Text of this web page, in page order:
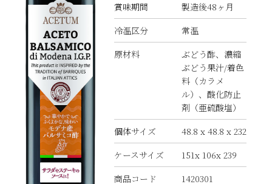
賞味期間
製造後48ヶ月
冷温区分
常温
原材料
ぶどう酢、濃縮
ぶどう果汁/着色
料（カラメ
ル）、酸化防止
剤（亜硫酸塩）
個体サイズ
48.8 x 48.8 x 232
ケースサイズ
151x 106x 239
商品コード
1420301